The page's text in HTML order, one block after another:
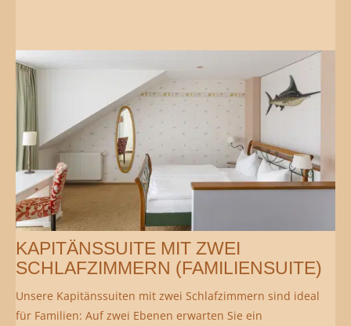
KAPITÄNSSUITE MIT ZWEI
SCHLAFZIMMERN (FAMILIENSUITE)
Unsere Kapitänssuiten mit zwei Schlafzimmern sind ideal
für Familien: Auf zwei Ebenen erwarten Sie ein